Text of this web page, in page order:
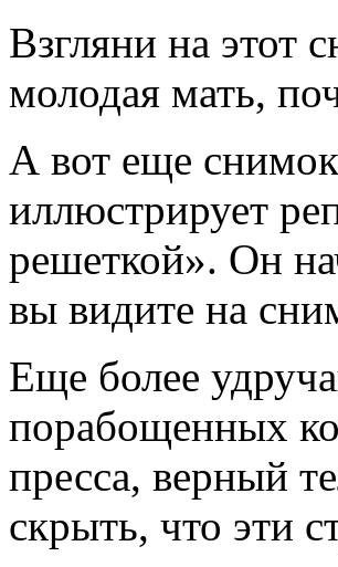
Взгляни на этот
молодая мать,
А вот еще
иллюстрирует
решеткой». Он
вы видите на
Еще более
порабощенных
пресса, верный
скрыть, что эти